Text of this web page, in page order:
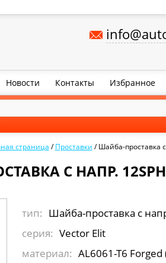
Новости Контакты Избранное
страница /Проставки /Шайба-проставка
С НАПР.
тип: Шайба-проставка с
серия: Vector Elit
материал: AL6061-T6 Forged